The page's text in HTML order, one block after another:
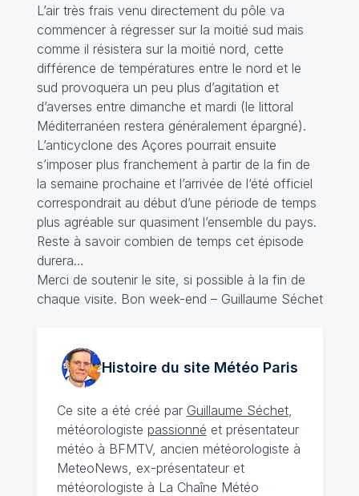
L’air très frais venu directement du pôle va
commencer à régresser sur la moitié sud mais
comme il résistera sur la moitié nord, cette
différence de températures entre le nord et le
sud provoquera un peu plus d’agitation et
d’averses entre dimanche et mardi (le littoral
Méditerranéen restera généralement épargné).
L’anticyclone des Açores pourrait ensuite
s’imposer plus franchement à partir de la fin de
la semaine prochaine et l’arrivée de l‘été officiel
correspondrait au début d’une période de temps
plus agréable sur quasiment l’ensemble du pays.
Reste à savoir combien de temps cet épisode
durera…
Merci de soutenir le site, si possible à la fin de
chaque visite. Bon week-end – Guillaume Séchet
Histoire du site MétéoParis
Ce site a été créé par Guillaume Séchet,
météorologiste passionné et présentateur
météo à BFMTV, ancien météorologiste à
MeteoNews, ex-présentateur et
météorologiste à La Chaîne Météo